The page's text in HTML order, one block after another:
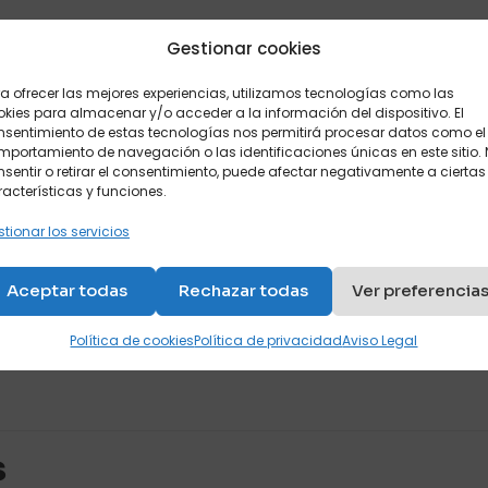
Gestionar cookies
ofrecer las mejores experiencias, utilizamos tecnologías como las
para almacenar y/o acceder a la información del dispositivo. El
de estas tecnologías nos permitirá procesar datos como el
de navegación o las identificaciones únicas en este sitio.
o retirar el consentimiento, puede afectar negativamente a ciertas
y funciones.
los servicios
Aceptar todas Rechazar todas Ver preferencias
Política de cookiesPolítica de privacidadAviso Legal
Descripción Valoraciones 0
lamas de madera y colchón normal de hasta 20 cm
o HR de alta densidad.
y una manta o edredón.
Valoraciones